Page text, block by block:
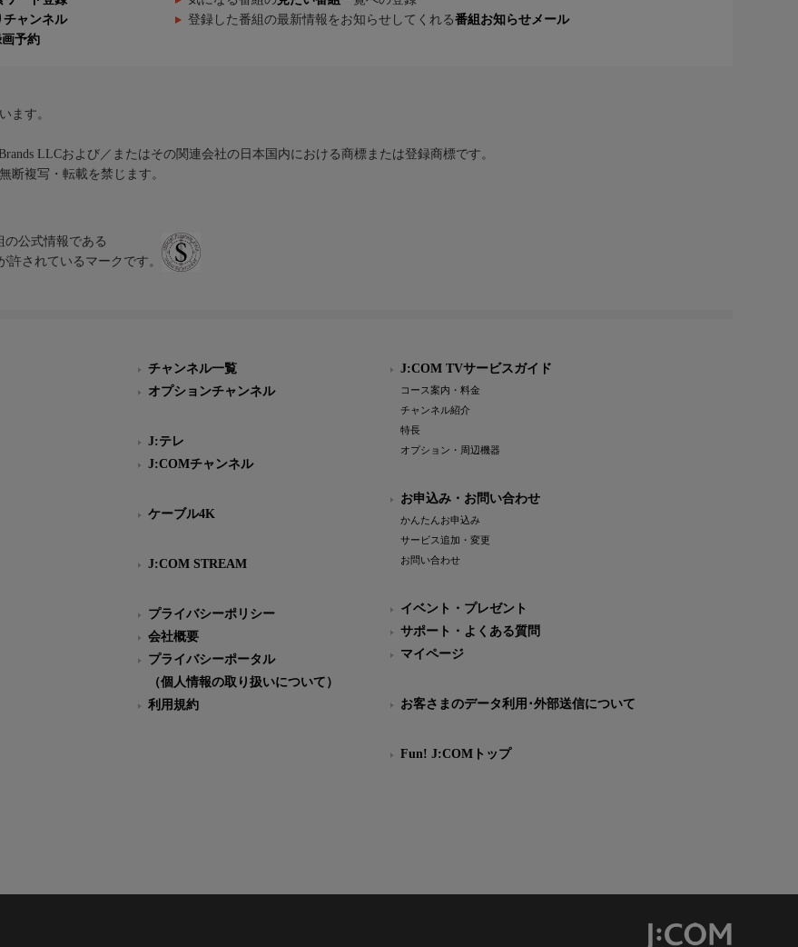
チャンネル 登録した番組の最新情報をお知らせしてくれる番組お知らせメール
画予約
ます。
LLCおよび／またはその関連会社の日本国内における商標または登録商標です。
断複写・転載を禁じます。
の公式情報である
許されているマークです。
チャンネル一覧
オプションチャンネル
J:テレ
J:COMチャンネル
ケーブル4K
J:COM STREAM
プライバシーポリシー
会社概要
プライバシーポータル
（個人情報の取り扱いについて）
利用規約
J:COM TVサービスガイド
コース案内・料金
チャンネル紹介
特長
オプション・周辺機器
お申込み・お問い合わせ
かんたんお申込み
サービス追加・変更
お問い合わせ
イベント・プレゼント
サポート・よくある質問
マイページ
お客さまのデータ利用･外部送信について
Fun! J:COMトップ